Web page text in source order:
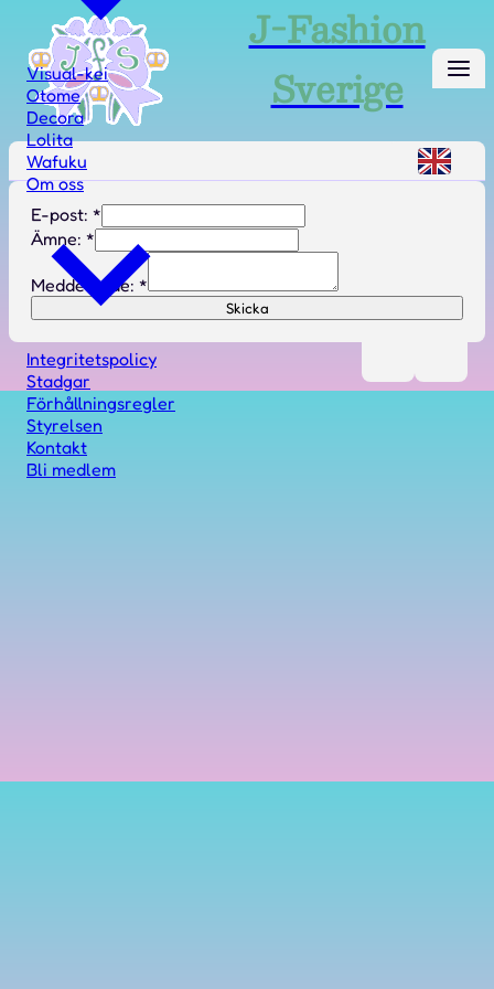
J-Fashion
Sverige
Visual-kei
Otome
Decora
Lolita
Wafuku
Om oss
Integritetspolicy
Stadgar
Förhållningsregler
Styrelsen
Kontakt
Bli medlem
E-post: *
Ämne: *
Meddelande: *
Skicka